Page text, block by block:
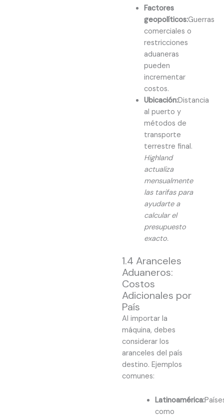
Factores
geopolíticos:Guerras
comerciales o
restricciones
aduaneras
pueden
incrementar
costos.
Ubicación:Distancia
al puerto y
métodos de
transporte
terrestre final.
Highland
actualiza
mensualmente
las tarifas para
ayudarte a
calcular el
presupuesto
exacto.
1.4 Aranceles
Aduaneros:
Costos
Adicionales por
País
Al importar la
máquina, debes
considerar los
aranceles del país
destino. Ejemplos
comunes:
Latinoamérica:
como